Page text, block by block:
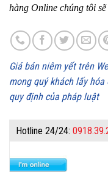
hàng Online chúng tôi
Giá bán niêm yết trên
mong quý khách lấy
quy định của pháp luật
Hotline 24/24: